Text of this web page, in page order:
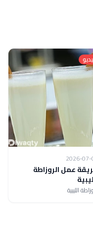
2026-
عمل الروزاطة
الليبية